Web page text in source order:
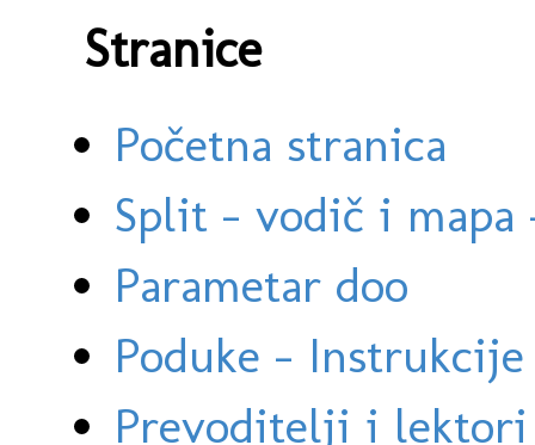
Stranice
Početna stranica
Split - vodič i
Parametar doo
Poduke -
Prevoditelji i